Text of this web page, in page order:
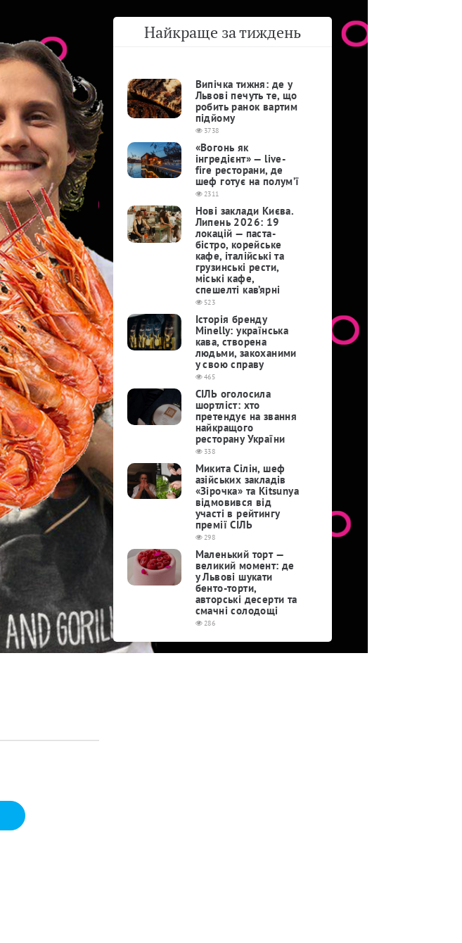
Найкраще за тиждень
Випічка тижня: де у
Львові печуть те, що
робить ранок вартим
підйому
3738
«Вогонь як
інгредієнт» — live-
fire ресторани, де
шеф готує на полум’ї
2311
Нові заклади Києва.
Липень 2026: 19
локацій — паста-
бістро, корейське
кафе, італійські та
грузинські рести,
міські кафе,
спешелті кав’ярні
523
Історія бренду
Minelly: українська
кава, створена
людьми, закоханими
у свою справу
465
СІЛЬ оголосила
шортліст: хто
претендує на звання
найкращого
ресторану України
338
Микита Сілін, шеф
азійських закладів
«Зірочка» та Kitsunya
відмовився від
участі в рейтингу
премії СІЛЬ
298
Маленький торт —
великий момент: де
у Львові шукати
бенто-торти,
авторські десерти та
смачні солодощі
286